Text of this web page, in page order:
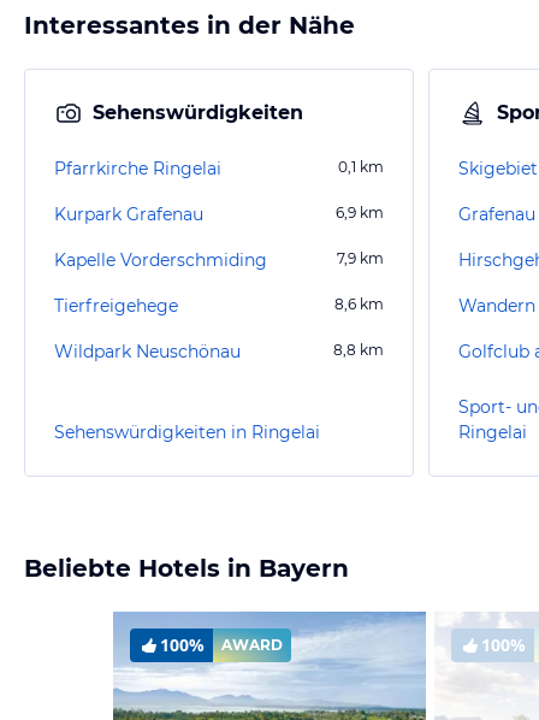
Interessantes in der Nähe
Sehenswürdigkeiten
Pfarrkirche Ringelai 0,1 km
Kurpark Grafenau 6,9 km
Kapelle Vorderschmiding 7,9 km
Tierfreigehege 8,6 km
Wildpark Neuschönau 8,8 km
Sehenswürdigkeiten in Ringelai
Grafenau
Golfclub
Sport-
Ringelai
Beliebte Hotels in Bayern
100% AWARD 100%